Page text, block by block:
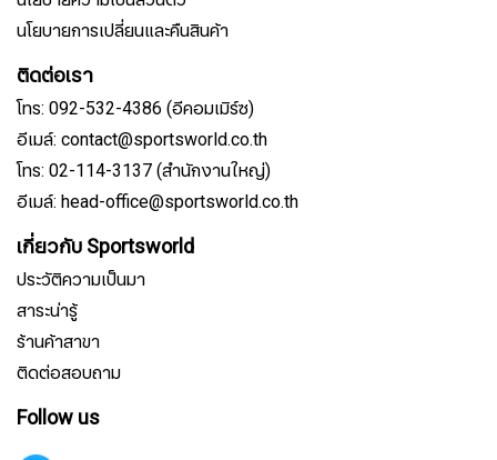
นโยบายการเปลี่ยนและคืนสินค้า
ติดต่อเรา
โทร: 092-532-4386 (อีคอมเมิร์ซ)
อีเมล์: contact@sportsworld.co.th
โทร: 02-114-3137 (สำนักงานใหญ่)
อีเมล์: head-office@sportsworld.co.th
เกี่ยวกับ Sportsworld
ประวัติความเป็นมา
สาระน่ารู้
ร้านค้าสาขา
ติดต่อสอบถาม
Follow us